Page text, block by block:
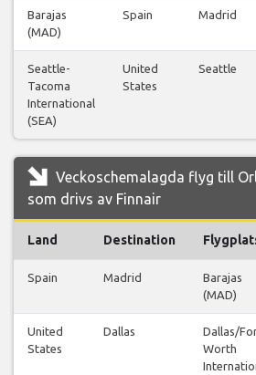
Barajas
(MAD)
Spain Madrid
Seattle-
Tacoma
International
(SEA)
United
States
Seattle
Veckoschemalagda flyg till
som drivs av Finnair
Land Destination
Spain Madrid
Barajas
(MAD)
United
States
Dallas
Dallas/
Worth